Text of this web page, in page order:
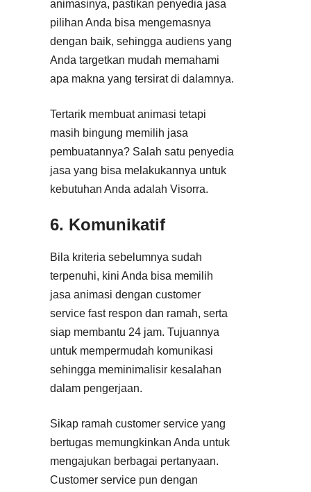
animasinya, pastikan penyedia jasa
pilihan Anda bisa mengemasnya
dengan baik, sehingga audiens yang
Anda targetkan mudah memahami
apa makna yang tersirat di dalamnya.
Tertarik membuat animasi tetapi
masih bingung memilih jasa
pembuatannya? Salah satu penyedia
jasa yang bisa melakukannya untuk
kebutuhan Anda adalah Visorra.
6. Komunikatif
Bila kriteria sebelumnya sudah
terpenuhi, kini Anda bisa memilih
jasa animasi dengan customer
service fast respon dan ramah, serta
siap membantu 24 jam. Tujuannya
untuk mempermudah komunikasi
sehingga meminimalisir kesalahan
dalam pengerjaan.
Sikap ramah customer service yang
bertugas memungkinkan Anda untuk
mengajukan berbagai pertanyaan.
Customer service pun dengan